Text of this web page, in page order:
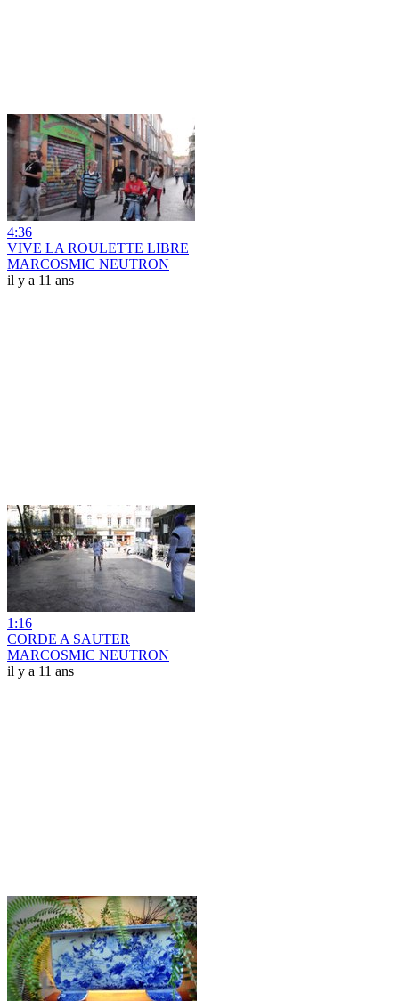
4:36
VIVE LA ROULETTE LIBRE
MARCOSMIC NEUTRON
il y a 11 ans
1:16
CORDE A SAUTER
MARCOSMIC NEUTRON
il y a 11 ans